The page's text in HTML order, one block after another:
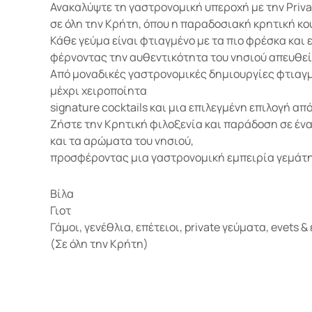
Ανακαλύψτε τη γαστρονομική υπεροχή με την
σε όλη την Κρήτη, όπου η παραδοσιακή κρητική
Κάθε γεύμα είναι φτιαγμένο με τα πιο φρέσκα και
φέρνοντας την αυθεντικότητα του νησιού
Από μοναδικές γαστρονομικές δημιουργίες
μέχρι χειροποίητα
signature cocktails και μια επιλεγμένη επιλογή
Ζήστε την Κρητική φιλοξενία και παράδοση σε
και τα αρώματα του νησιού,
προσφέροντας μια γαστρονομική εμπειρία
Βίλα
Γιοτ
Γάμοι, γενέθλια, επέτειοι, private γεύματα, evets
(Σε όλη την Κρήτη)